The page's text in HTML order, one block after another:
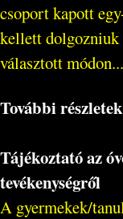
csoport kapott
kellett dolgozniuk
választott módon...
További részletek
Tájékoztató az
tevékenységről
A gyermekek/